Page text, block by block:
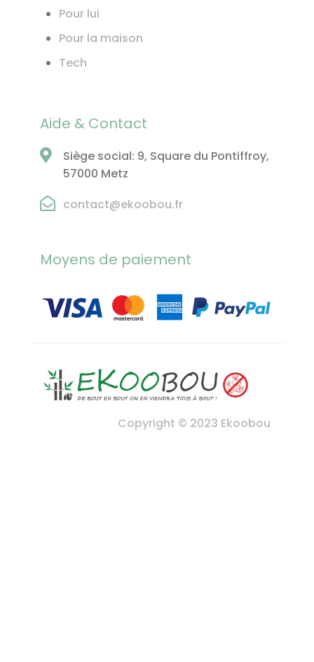
Pour lui
Pour la maison
Tech
Aide & Contact
Siège social: 9, Square du Pontiffroy,
57000 Metz
contact@ekoobou.fr
Moyens de paiement
Copyright © 2023 Ekoobou